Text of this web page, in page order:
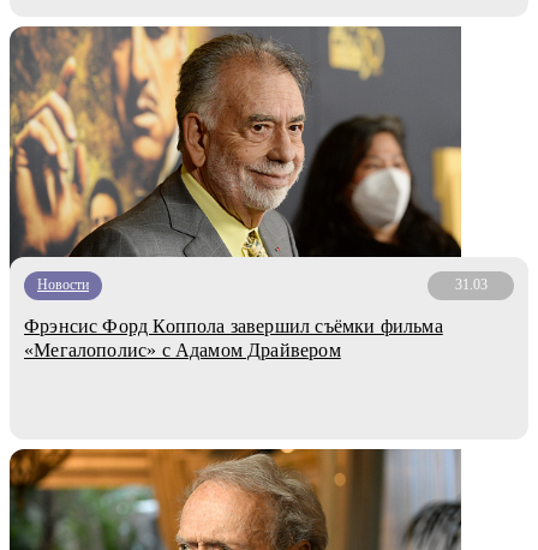
Новости 31.03
Фрэнсис Форд Коппола завершил съёмки фильма
«Мегалополис» с Адамом Драйвером